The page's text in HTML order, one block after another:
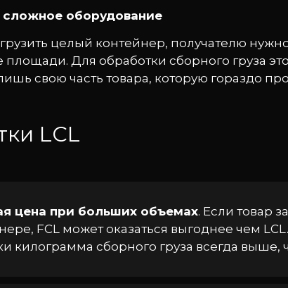
оборудование
целый контейнер, получателю
площади. Для обработки сборного груза
свою часть товара, которую гораздо
LCL
цена при больших объемах. Если товар
FCL может оказаться выгоднее чем
килограмма сборного груза всегда выше,